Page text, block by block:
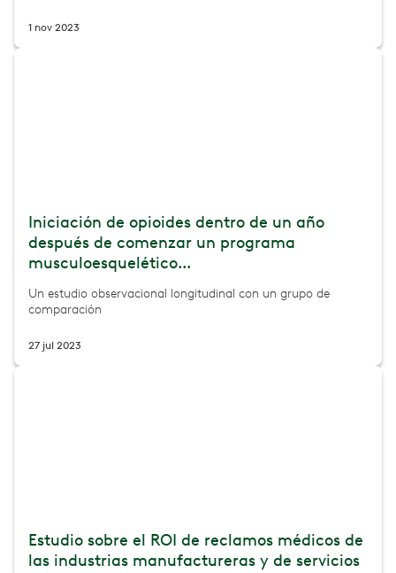
1 nov 2023
Iniciación de opioides dentro de un año
después de comenzar un programa
musculoesquelético...
Un estudio observacional longitudinal con un grupo de
comparación
27 jul 2023
Estudio sobre el ROI de reclamos médicos de
las industrias manufactureras y de servicios